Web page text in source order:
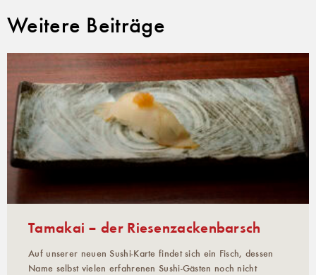
Weitere Beiträge
Tamakai – der Riesenzackenbarsch
Auf unserer neuen Sushi-Karte findet sich ein Fisch, dessen
Name selbst vielen erfahrenen Sushi-Gästen noch nicht